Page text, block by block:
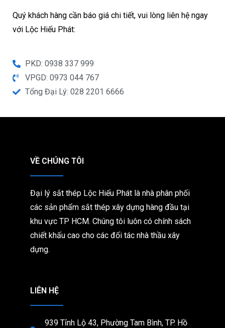
Quý khách hàng cần báo giá chi tiết, vui lòng liên hệ ngay
với Lộc Hiếu Phát:
PKD: 0938 337 999
VPGD: 0973 044 767
Tổng Đại Lý: 028 2201 6666
VỀ CHÚNG TÔI
Đại lý sắt thép Lộc Hiếu Phát là nhà phân phối
các sản phẩm sắt thép xây dựng hàng đầu tại
khu vực TP HCM. Chúng tôi luôn có chính sách
chiết khấu cao cho các đối tác nhà thầu xây
dựng.
LIÊN HỆ
939 Tỉnh Lộ 43, Phường Tam Bình, TP. Hồ